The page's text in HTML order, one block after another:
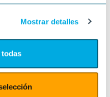
Mostrar detalles